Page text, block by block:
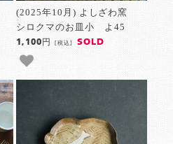
(2025年10月) よしざわ窯
シロクマのお皿小 よ45
1,100円 [税込] SOLD